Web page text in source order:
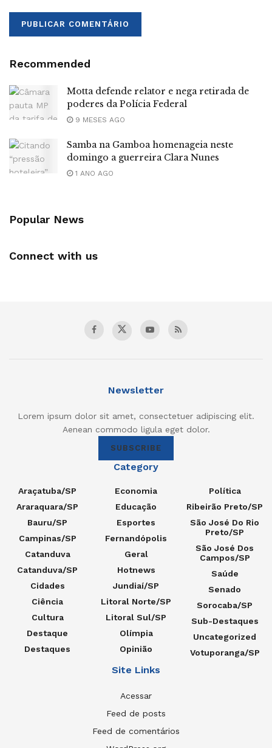
Recommended
Motta defende relator e nega retirada de
poderes da Polícia Federal
9 MESES AGO
Samba na Gamboa homenageia neste
domingo a guerreira Clara Nunes
1 ANO AGO
Popular News
Connect with us
Newsletter
Lorem ipsum dolor sit amet, consectetuer adipiscing elit.
Aenean commodo ligula eget dolor.
SUBSCRIBE
Category
Araçatuba/SP
Araraquara/SP
Bauru/SP
Campinas/SP
Catanduva
Catanduva/SP
Cidades
Ciência
Cultura
Destaque
Destaques
Economia
Educação
Esportes
Fernandópolis
Geral
Hotnews
Jundiaí/SP
Litoral Norte/SP
Litoral Sul/SP
Olímpia
Opinião
Política
Ribeirão Preto/SP
São José Do Rio
Preto/SP
São José Dos
Campos/SP
Saúde
Senado
Sorocaba/SP
Sub-Destaques
Uncategorized
Votuporanga/SP
Site Links
Acessar
Feed de posts
Feed de comentários